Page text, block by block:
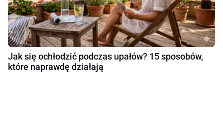
Jak się ochłodzić podczas upałów? 15 sposobów,
które naprawdę działają